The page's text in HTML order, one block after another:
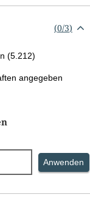
(0/3)
(5.212)
angegeben
Anwenden